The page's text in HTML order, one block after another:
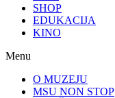
SHOP
EDUKACIJA
KINO
Menu
O MUZEJU
MSU NON STOP